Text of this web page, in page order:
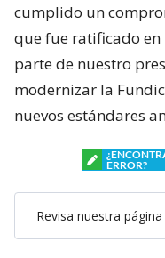
cumplido un
que fue ratificado
parte de nuestro
modernizar la
nuevos estándares
ERROR?
Revisa nuestra